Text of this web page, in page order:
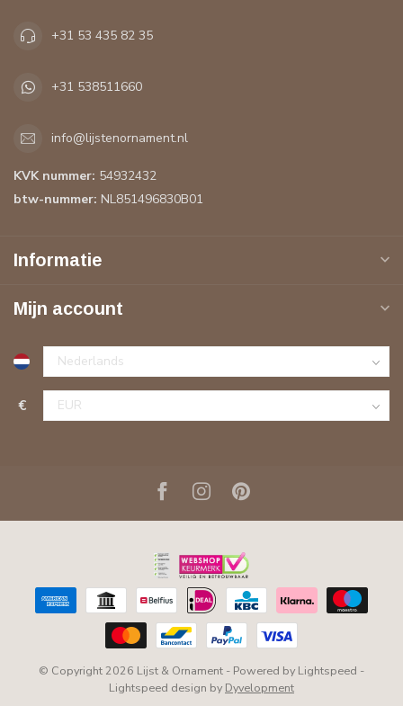
+31 53 435 82 35
+31 538511660
info@lijstenornament.nl
KVK nummer: 54932432
btw-nummer: NL851496830B01
Informatie
Mijn account
€
© Copyright 2026 Lijst & Ornament - Powered by Lightspeed -
Lightspeed design by Dyvelopment